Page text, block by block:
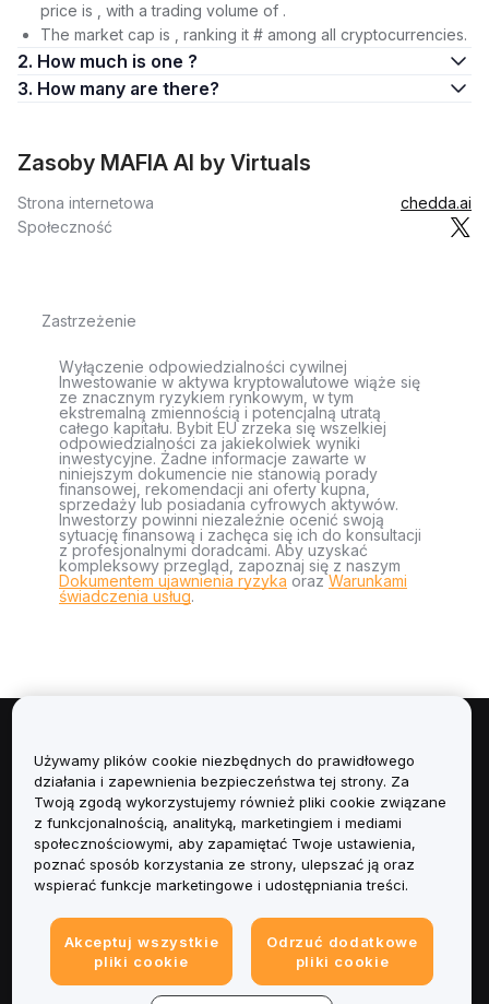
price is , with a trading volume of .
The market cap is , ranking it # among all cryptocurrencies.
2. How much is one ?
3. How many are there?
Zasoby MAFIA AI by Virtuals
Strona internetowa
chedda.ai
Społeczność
Zastrzeżenie
Wyłączenie odpowiedzialności cywilnej
Inwestowanie w aktywa kryptowalutowe wiąże się
ze znacznym ryzykiem rynkowym, w tym
ekstremalną zmiennością i potencjalną utratą
całego kapitału. Bybit EU zrzeka się wszelkiej
odpowiedzialności za jakiekolwiek wyniki
inwestycyjne. Żadne informacje zawarte w
niniejszym dokumencie nie stanowią porady
finansowej, rekomendacji ani oferty kupna,
sprzedaży lub posiadania cyfrowych aktywów.
Inwestorzy powinni niezależnie ocenić swoją
sytuację finansową i zachęca się ich do konsultacji
z profesjonalnymi doradcami. Aby uzyskać
kompleksowy przegląd, zapoznaj się z naszym
Dokumentem ujawnienia ryzyka orazWarunkami
świadczenia usług.
Informacje
Usługi
Obsługa Klienta
Informacje prawne
Używamy plików cookie niezbędnych do prawidłowego
działania i zapewnienia bezpieczeństwa tej strony. Za
Twoją zgodą wykorzystujemy również pliki cookie związane
z funkcjonalnością, analityką, marketingiem i mediami
społecznościowymi, aby zapamiętać Twoje ustawienia,
poznać sposób korzystania ze strony, ulepszać ją oraz
wspierać funkcje marketingowe i udostępniania treści.
Akceptuj wszystkie
pliki cookie
Odrzuć dodatkowe
pliki cookie